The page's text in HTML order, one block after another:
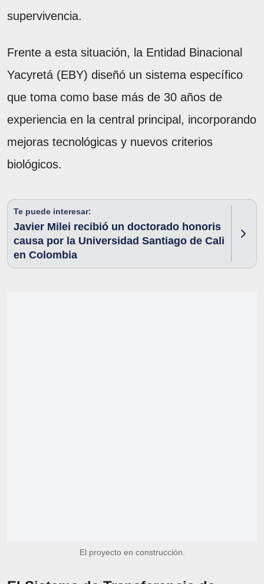
supervivencia.
Frente a esta situación, la Entidad Binacional
Yacyretá (EBY) diseñó un sistema específico
que toma como base más de 30 años de
experiencia en la central principal, incorporando
mejoras tecnológicas y nuevos criterios
biológicos.
Te puede interesar:
Javier Milei recibió un doctorado honoris
causa por la Universidad Santiago de Cali
en Colombia
El proyecto en construcción.